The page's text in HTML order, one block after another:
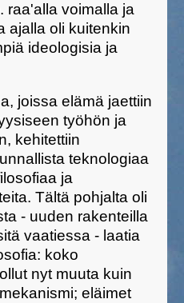
raa'alla voimalla ja
ajalla oli kuitenkin
ideologisia ja
joissa elämä jaettiin
työhön ja
kehitettiin
teknologiaa
ja
Tältä pohjalta oli
- uuden rakenteilla
vaatiessa - laatia
koko
nyt muuta kuin
eläimet